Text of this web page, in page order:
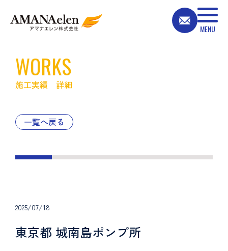
WORKS
施工実績 詳細
一覧へ戻る
2025/07/18
東京都 城南島ポンプ所